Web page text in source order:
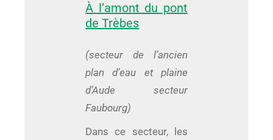
À l’amont du pont
de Trèbes
(secteur de l’ancien
plan d’eau et plaine
d’Aude secteur
Faubourg)
Dans ce secteur, les